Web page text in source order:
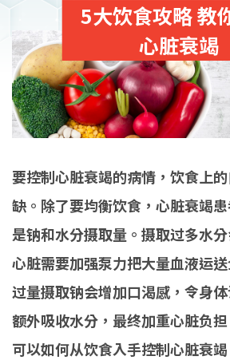
5大饮食攻略 教
心脏衰竭
要控制心脏衰竭的病情，饮食上
缺。除了要均衡饮食，心脏衰竭
是钠和水分摄取量。摄取过多水
心脏需要加强泵力把大量血液运
过量摄取钠会增加口渴感，令身
额外吸收水分，最终加重心脏负
可以如何从饮食入手控制心脏衰竭